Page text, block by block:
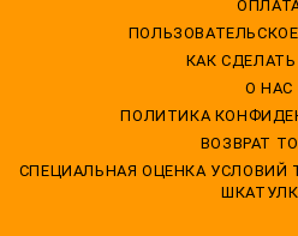
КАК СДЕЛАТЬ
О НАС
ПОЛИТИКА
ВОЗВРАТ
CПЕЦИАЛЬНАЯ ОЦЕНКА УСЛОВИЙ